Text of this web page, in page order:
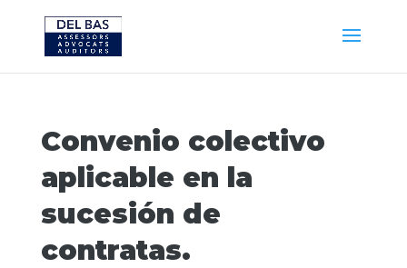
Convenio colectivo
aplicable en la
sucesión de
contratas.